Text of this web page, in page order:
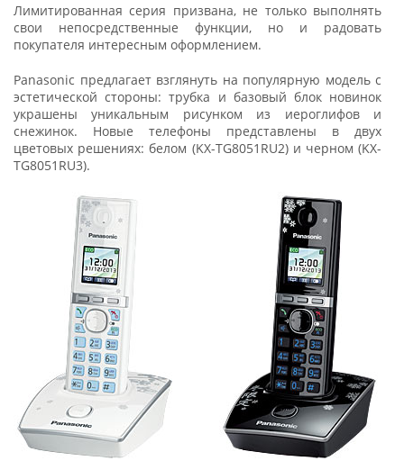
Лимитированная серия призвана, не только выполнять
свои непосредственные функции, но и радовать
покупателя интересным оформлением.
Panasonic предлагает взглянуть на популярную модель с
эстетической стороны: трубка и базовый блок новинок
украшены уникальным рисунком из иероглифов и
снежинок. Новые телефоны представлены в двух
цветовых решениях: белом (KX-TG8051RU2) и черном (KX-
TG8051RU3).